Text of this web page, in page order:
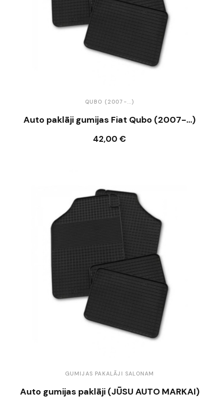
QUBO (2007-...)
Auto paklāji gumijas Fiat Qubo (2007-...)
42,00 €
Ielikt grozā
GUMIJAS PAKALĀJI SALONAM
Auto gumijas paklāji (JŪSU AUTO MARKAI)